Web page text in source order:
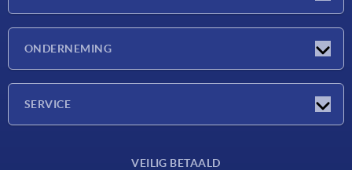
ONDERNEMING
SERVICE
VEILIG BETAALD